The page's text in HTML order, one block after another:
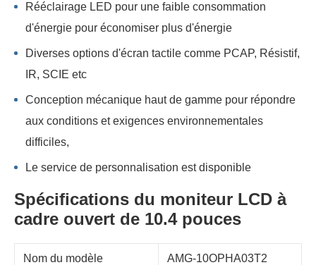
Rééclairage LED pour une faible consommation
d'énergie pour économiser plus d'énergie
Diverses options d'écran tactile comme PCAP, Résistif,
IR, SCIE etc
Conception mécanique haut de gamme pour répondre
aux conditions et exigences environnementales
difficiles,
Le service de personnalisation est disponible
Spécifications du moniteur LCD à
cadre ouvert de 10.4 pouces
Nom du modèle AMG-10OPHA03T2